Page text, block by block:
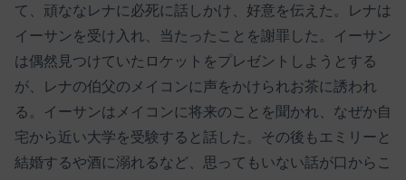
て、頑ななレナに必死に話しかけ、好意を伝えた。レナは
イーサンを受け入れ、当たったことを謝罪した。イーサン
は偶然見つけていたロケットをプレゼントしようとする
が、レナの伯父のメイコンに声をかけられお茶に誘われ
る。イーサンはメイコンに将来のことを聞かれ、なぜか自
宅から近い大学を受験すると話した。その後もエミリーと
結婚するや酒に溺れるなど、思ってもいない話が口からこ